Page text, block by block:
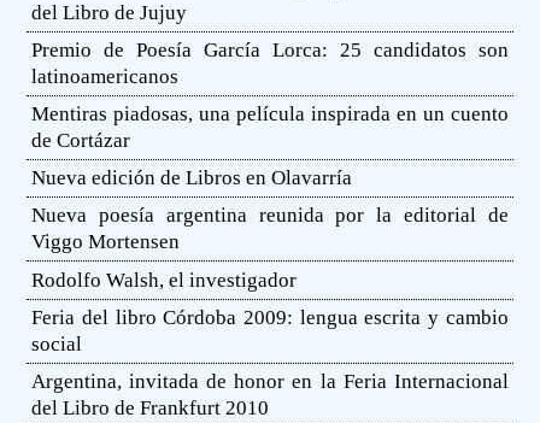
del Libro de Jujuy
Premio de Poesía García Lorca: 25 candidatos son
latinoamericanos
Mentiras piadosas, una película inspirada en un cuento
de Cortázar
Nueva edición de Libros en Olavarría
Nueva poesía argentina reunida por la editorial de
Viggo Mortensen
Rodolfo Walsh, el investigador
Feria del libro Córdoba 2009: lengua escrita y cambio
social
Argentina, invitada de honor en la Feria Internacional
del Libro de Frankfurt 2010